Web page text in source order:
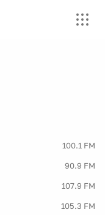
100.1 FM
90.9 FM
107.9 FM
105.3 FM